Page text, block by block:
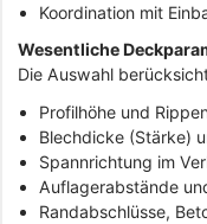
Koordination mit
Wesentliche
Die Auswahl
Profilhöhe und
Blechdicke (Stärke)
Spannrichtung im
Auflagerabstände
Randabschlüsse,